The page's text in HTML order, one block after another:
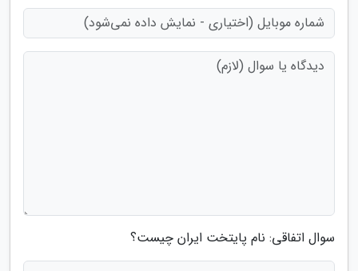
سوال اتفاقی: نام پایتخت ایران چیست؟